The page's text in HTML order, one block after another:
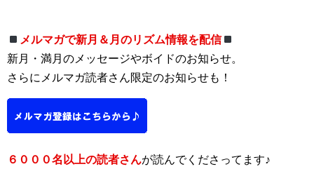
メルマガで新月＆月のリズム情報を配信
新月・満月のメッセージやボイドのお知らせ。
さらにメルマガ読者さん限定のお知らせも！
６０００名以上の読者さんが読んでくださってます♪